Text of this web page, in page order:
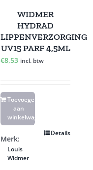
WIDMER
HYDRAD
LIPPENVERZORGING
UV15 PARF 4,5ML
€8,53 incl. btw
Toevoegen
aan
winkelwagen
Details
Merk:
Louis
Widmer